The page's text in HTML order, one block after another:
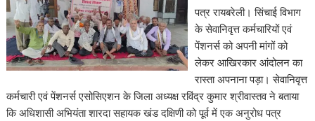
पत्र रायबरेली। सिंचाई विभाग
के सेवानिवृत्त कर्मचारियों एवं
पेंशनर्स को अपनी मांगों को
लेकर आखिरकार आंदोलन का
रास्ता अपनाना पड़ा। सेवानिवृत्त
कर्मचारी एवं पेंशनर्स एसोसिएशन के जिला अध्यक्ष रविंद्र कुमार श्रीवास्तव ने बताया
कि अधिशासी अभियंता शारदा सहायक खंड दक्षिणी को पूर्व में एक अनुरोध पत्र